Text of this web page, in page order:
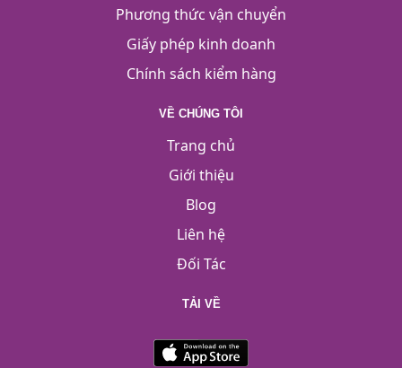
Phương thức vận chuyển
Giấy phép kinh doanh
Chính sách kiểm hàng
VỀ CHÚNG TÔI
Trang chủ
Giới thiệu
Blog
Liên hệ
Đối Tác
TẢI VỀ